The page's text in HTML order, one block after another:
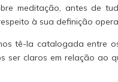
meditação, antes de
à sua definição
tê-la catalogada entre
ser claros em relação ao